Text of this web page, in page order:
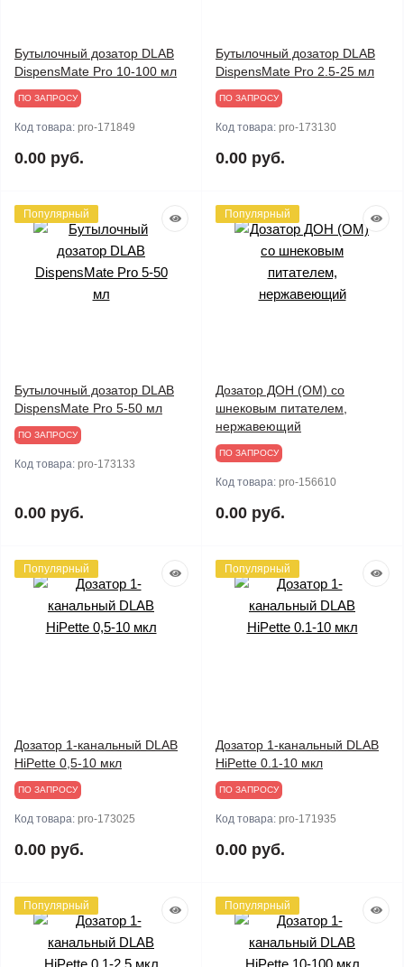
Бутылочный дозатор DLAB
DispensMate Pro 10-100 мл
ПО ЗАПРОСУ
Код товара: pro-171849
0.00 руб.
Бутылочный дозатор DLAB
DispensMate Pro 2.5-25 мл
ПО ЗАПРОСУ
Код товара: pro-173130
0.00 руб.
Популярный
Бутылочный дозатор DLAB
DispensMate Pro 5-50 мл
ПО ЗАПРОСУ
Код товара: pro-173133
0.00 руб.
Популярный
Дозатор ДОН (ОМ) со
шнековым питателем,
нержавеющий
ПО ЗАПРОСУ
Код товара: pro-156610
0.00 руб.
Популярный
Дозатор 1-канальный DLAB
HiPette 0,5-10 мкл
ПО ЗАПРОСУ
Код товара: pro-173025
0.00 руб.
Популярный
Дозатор 1-канальный DLAB
HiPette 0.1-10 мкл
ПО ЗАПРОСУ
Код товара: pro-171935
0.00 руб.
Популярный Популярный